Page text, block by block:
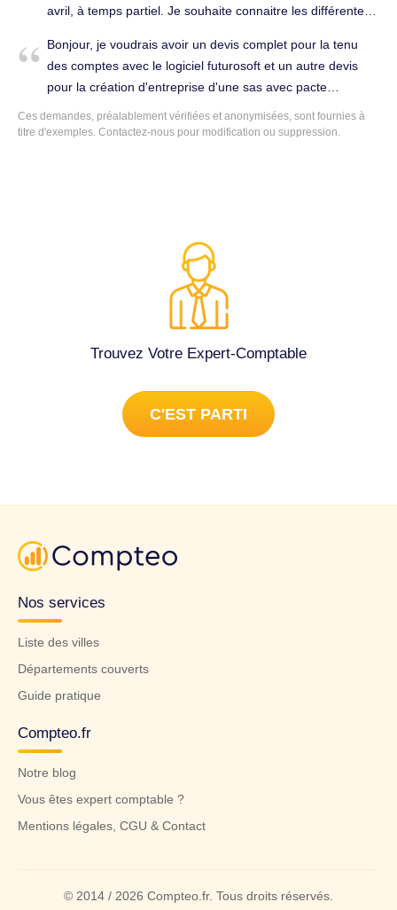
avril, à temps partiel. Je souhaite connaitre les différentes
d'autoentrepreneur ou me mettre aux frais réél. Merci pour
toutes réponses. Conseils (juridique, fiscal, social...) à
Chambéry (73000).
Bonjour, je voudrais avoir un devis complet pour la tenu
des comptes avec le logiciel futurosoft et un autre devis
pour la création d'entreprise d'une sas avec pacte
d’associé. Tenue complète de la comptabilité à Chambéry
(73000).
Ces demandes, préalablement vérifiées et anonymisées, sont fournies à
titre d'exemples. Contactez-nous pour modification ou suppression.
Trouvez Votre Expert-Comptable
C'EST PARTI
Nos services
Liste des villes
Départements couverts
Guide pratique
Compteo.fr
Notre blog
Vous êtes expert comptable ?
Mentions légales, CGU & Contact
© 2014 / 2026 Compteo.fr. Tous droits réservés.